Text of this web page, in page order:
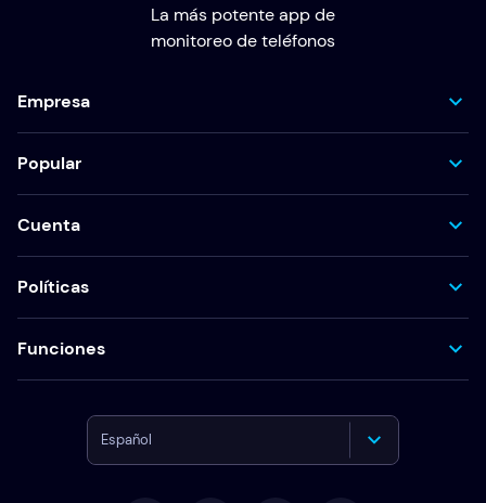
La más potente app de
monitoreo de teléfonos
Empresa
Popular
Cuenta
Políticas
Funciones
Español